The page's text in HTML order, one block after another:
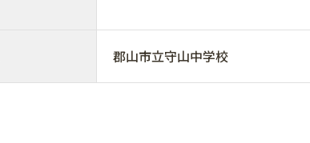
郡山市立守山中学校